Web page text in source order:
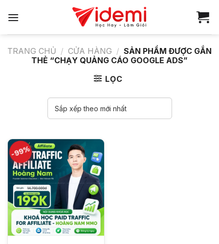
qua
TRANG CHỦ / CỬA HÀNG / SẢN PHẨM ĐƯỢC GẮN
THẺ “CHẠY QUẢNG CÁO GOOGLE ADS”
LỌC
-99%